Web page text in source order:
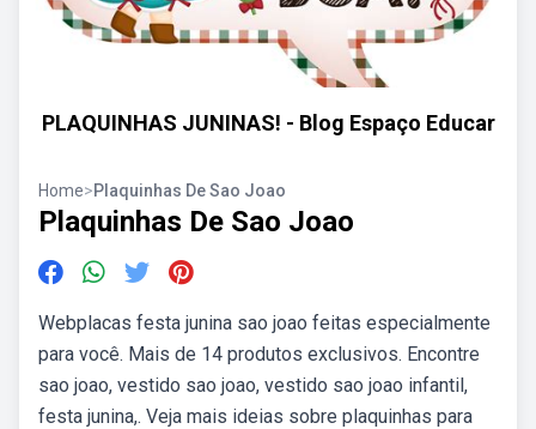
PLAQUINHAS JUNINAS! - Blog Espaço Educar
Home>Plaquinhas De Sao Joao
Plaquinhas De Sao Joao
Webplacas festa junina sao joao feitas especialmente
para você. Mais de 14 produtos exclusivos. Encontre
sao joao, vestido sao joao, vestido sao joao infantil,
festa junina,. Veja mais ideias sobre plaquinhas para